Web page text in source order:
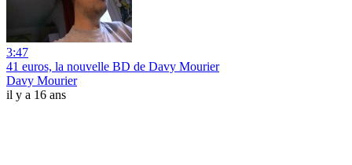
3:47
41 euros, la nouvelle BD de Davy Mourier
Davy Mourier
il y a 16 ans